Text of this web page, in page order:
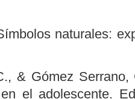
naturales:
& Gómez
el adolescente.